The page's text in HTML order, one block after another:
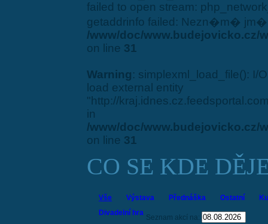
failed to open stream:
getaddrinfo failed: Nezn�m�
/www/doc/www.budejovicko.cz/
on line 31
Warning: simplexml_load_file(): I/
load external entity
"http://
in
/www/doc/www.budejovicko.cz/
on line 31
CO SE KDE
Vše Výstava Přednáška Ostatní
Divadelní hra
Seznam akcí na: